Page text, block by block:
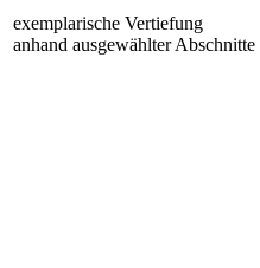
exemplarische Vertiefung
anhand ausgewählter Abschnitte